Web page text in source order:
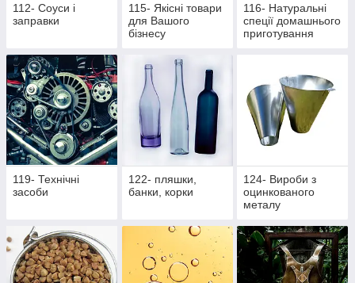
112- Соуси і
заправки
115- Якісні товари
для Вашого
бізнесу
116- Натуральні
спеції домашнього
приготування
119- Технічні
засоби
122- пляшки,
банки, корки
124- Вироби з
оцинкованого
металу